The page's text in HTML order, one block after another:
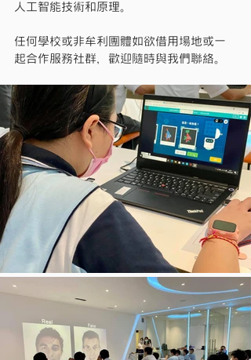
人工智能技術和原理。
任何學校或非牟利團體如欲借用場地或一
起合作服務社群，歡迎隨時與我們聯絡。